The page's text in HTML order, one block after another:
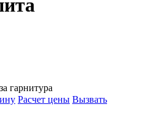
гарнитура
Расчет цены Вызвать